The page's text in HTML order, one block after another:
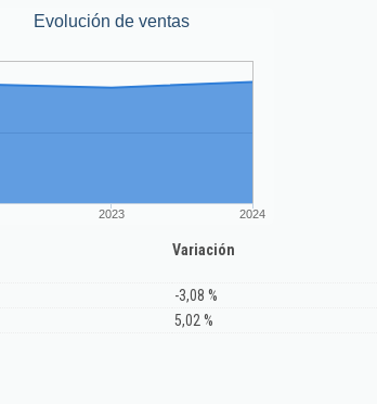
Evolución de ventas
2023 2024
Variación
-3,08 %
5,02 %